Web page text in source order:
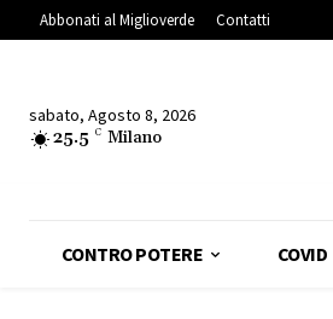
Abbonati al Miglioverde Contatti
sabato, Agosto 8, 2026
25.5 C Milano
CONTRO POTERE COVID